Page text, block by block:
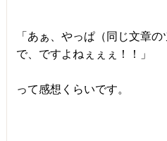
「あぁ、やっぱ（同じ文章の
で、ですよねぇぇぇ！！」
って感想くらいです。